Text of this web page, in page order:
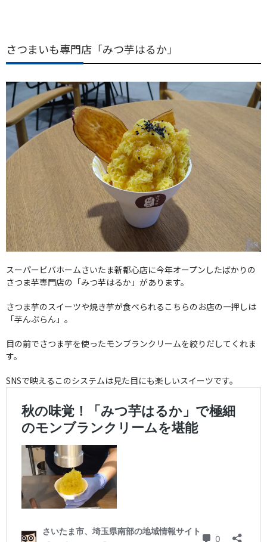
さつまいも専門店「みつ芋はるか」
スーパービバホームさいたま新都心店に今年オープンしたばかりの
さつま芋専門店の「みつ芋はるか」があります。
さつま芋のスイーツや焼き芋が食べられるこちらのお店の一押しは
「芋んぶらん」。
目の前でさつま芋を使ったモンブランクリームを絞りだしてくれま
す。
SNSで映えるこのシステムは見た目にも楽しいスイーツです。